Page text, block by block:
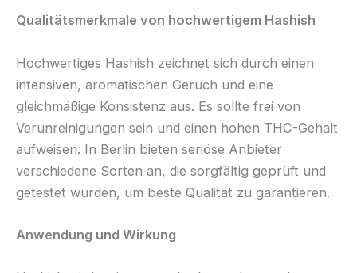
Qualitätsmerkmale von hochwertigem Hashish
Hochwertiges Hashish zeichnet sich durch einen
intensiven, aromatischen Geruch und eine
gleichmäßige Konsistenz aus. Es sollte frei von
Verunreinigungen sein und einen hohen THC-Gehalt
aufweisen. In Berlin bieten seriöse Anbieter
verschiedene Sorten an, die sorgfältig geprüft und
getestet wurden, um beste Qualität zu garantieren.
Anwendung und Wirkung